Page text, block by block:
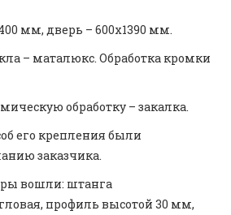
мм, дверь – 600х1390 мм.
– маталюкс. Обработка кромки
обработку – закалка.
его крепления были
заказчика.
вошли: штанга
профиль высотой 30 мм,